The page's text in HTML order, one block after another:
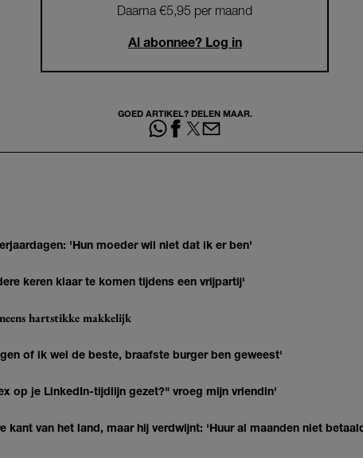
Daarna €5,95 per maand
Al abonnee? Log in
GOED ARTIKEL? DELEN MAAR.
'Hun moeder wil niet dat ik er ben'
keren klaar te komen tijdens een vrijpartij'
hartstikke makkelijk
of ik wel de beste, braafste burger ben geweest'
op je LinkedIn-tijdlijn gezet?" vroeg mijn vriendin'
kant van het land, maar hij verdwijnt: 'Huur al maanden niet